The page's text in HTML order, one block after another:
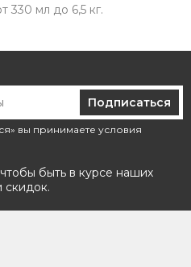
330 мл до 6,5 кг.
Подписаться
вы принимаете условия
быть в курсе наших
скидок.